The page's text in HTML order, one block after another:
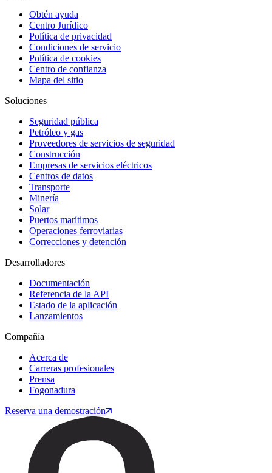
Obtén ayuda
Centro Jurídico
Política de privacidad
Condiciones de servicio
Política de cookies
Centro de confianza
Mapa del sitio
Soluciones
Seguridad pública
Petróleo y gas
Proveedores de servicios de seguridad
Construcción
Empresas de servicios eléctricos
Centros de datos
Transporte
Minería
Solar
Puertos marítimos
Operaciones ferroviarias
Correcciones y detención
Desarrolladores
Documentación
Referencia de la API
Estado de la aplicación
Lanzamientos
Compañía
Acerca de
Carreras profesionales
Prensa
Fogonadura
Reserva una demostración